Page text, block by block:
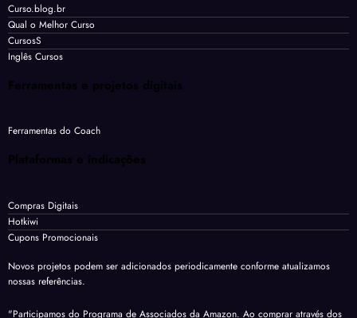
Curso.blog.br
Qual o Melhor Curso
CursosS
Inglês Cursos
Ferramentas e projetos digitais
Ferramentas do Coach
Plataformas e indicações
Compras Digitais
Hotkiwi
Cupons Promocionais
Novos projetos podem ser adicionados periodicamente conforme atualizamos
nossas referências.
"Participamos do Programa de Associados da Amazon. Ao comprar através dos